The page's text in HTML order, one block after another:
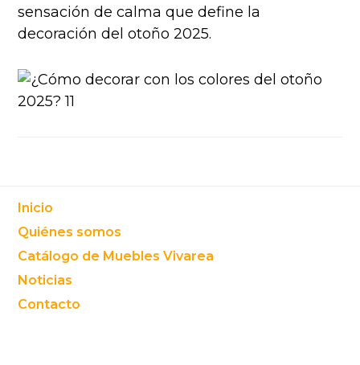
sensación de calma que define la
decoración del otoño 2025.
Footer
Inicio
Quiénes somos
Catálogo de Muebles Vivarea
Noticias
Contacto